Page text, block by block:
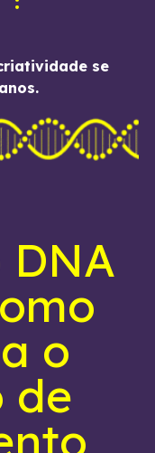
se
DNA
o
de